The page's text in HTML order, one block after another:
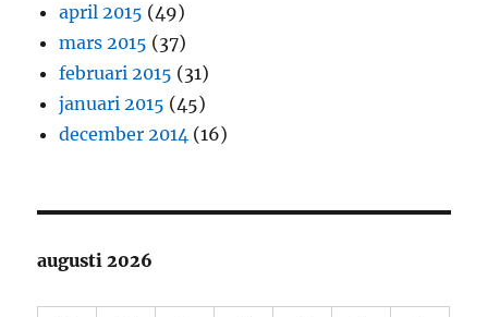
april 2015 (49)
mars 2015 (37)
februari 2015 (31)
januari 2015 (45)
december 2014 (16)
augusti 2026